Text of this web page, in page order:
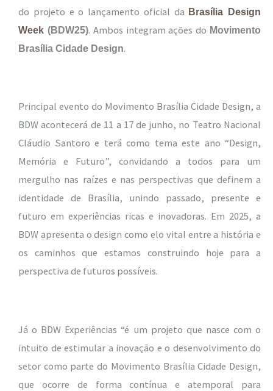
do projeto e o lançamento oficial da Brasília Design
Week (BDW25). Ambos integram ações do Movimento
Brasília Cidade Design.
Principal evento do Movimento Brasília Cidade Design, a
BDW acontecerá de 11 a 17 de junho, no Teatro Nacional
Cláudio Santoro e terá como tema este ano “Design,
Memória e Futuro”, convidando a todos para um
mergulho nas raízes e nas perspectivas que definem a
identidade de Brasília, unindo passado, presente e
futuro em experiências ricas e inovadoras. Em 2025, a
BDW apresenta o design como elo vital entre a história e
os caminhos que estamos construindo hoje para a
perspectiva de futuros possíveis.
Já o BDW Experiências “é um projeto que nasce com o
intuito de estimular a inovação e o desenvolvimento do
setor como parte do Movimento Brasília Cidade Design,
que ocorre de forma contínua e atemporal para